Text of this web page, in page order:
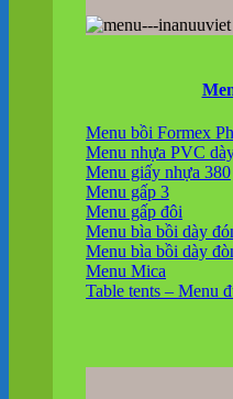
Menu bồi Formex
Menu nhựa PVC
Menu giấy nhựa 380
Menu gấp 3
Menu gấp đôi
Menu bìa bồi dày
Menu bìa bồi dày
Menu Mica
Table tents – Menu